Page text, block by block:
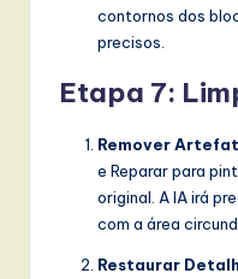
contornos dos
precisos.
Etapa 7:
Remover
e Reparar para
original. A IA irá
com a área
Restaurar